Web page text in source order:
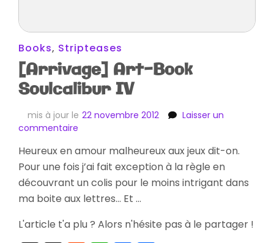
Books, Stripteases
[Arrivage] Art-Book
Soulcalibur IV
mis à jour le 22 novembre 2012
Laisser un
commentaire
Art-
Book
Soulcalibur
Heureux en amour malheureux aux jeux dit-on.
Pour une fois j’ai fait exception à la règle en
découvrant un colis pour le moins intrigant dans
ma boite aux lettres… Et …
L'article t'a plu ? Alors n'hésite pas à le partager !